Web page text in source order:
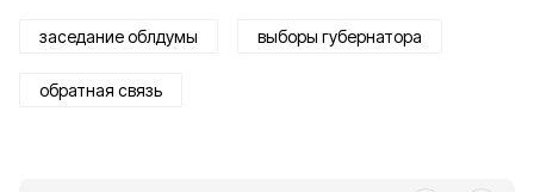
заседание облдумы выборы губернатора
обратная связь